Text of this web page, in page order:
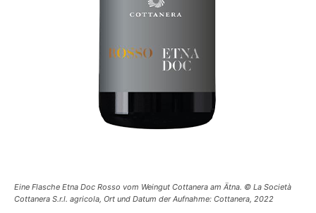
Eine Flasche Etna Doc Rosso vom Weingut Cottanera am Ätna. © La Società
Cottanera S.r.l. agricola, Ort und Datum der Aufnahme: Cottanera, 2022